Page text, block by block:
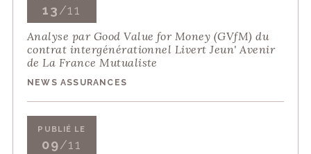
13/11
Analyse par Good Value for Money (GVfM) du
contrat intergénérationnel Livert Jeun' Avenir
de La France Mutualiste
NEWS ASSURANCES
PUBLIÉ LE
09/11